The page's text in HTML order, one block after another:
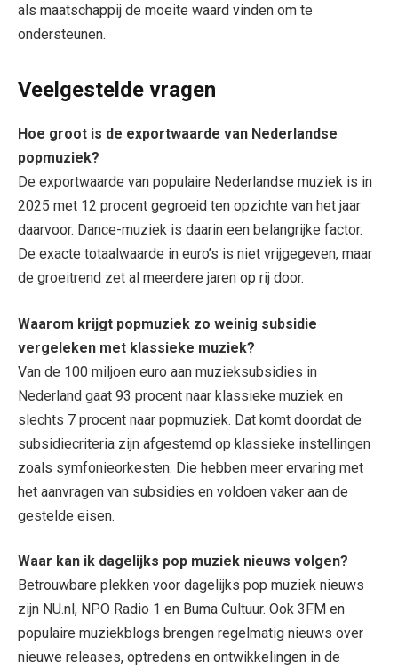
als maatschappij de moeite waard vinden om te
ondersteunen.
Veelgestelde vragen
Hoe groot is de exportwaarde van Nederlandse
popmuziek?
De exportwaarde van populaire Nederlandse muziek is in
2025 met 12 procent gegroeid ten opzichte van het jaar
daarvoor. Dance-muziek is daarin een belangrijke factor.
De exacte totaalwaarde in euro’s is niet vrijgegeven, maar
de groeitrend zet al meerdere jaren op rij door.
Waarom krijgt popmuziek zo weinig subsidie
vergeleken met klassieke muziek?
Van de 100 miljoen euro aan muzieksubsidies in
Nederland gaat 93 procent naar klassieke muziek en
slechts 7 procent naar popmuziek. Dat komt doordat de
subsidiecriteria zijn afgestemd op klassieke instellingen
zoals symfonieorkesten. Die hebben meer ervaring met
het aanvragen van subsidies en voldoen vaker aan de
gestelde eisen.
Waar kan ik dagelijks pop muziek nieuws volgen?
Betrouwbare plekken voor dagelijks pop muziek nieuws
zijn NU.nl, NPO Radio 1 en Buma Cultuur. Ook 3FM en
populaire muziekblogs brengen regelmatig nieuws over
nieuwe releases, optredens en ontwikkelingen in de